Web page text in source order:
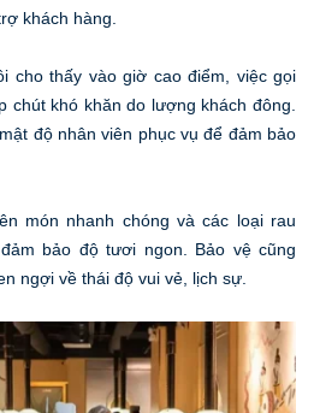
khách hàng.
cho thấy vào giờ cao điểm, việc gọi
chút khó khăn do lượng khách đông.
độ nhân viên phục vụ để đảm bảo
món nhanh chóng và các loại rau
bảo độ tươi ngon. Bảo vệ cũng
ngợi về thái độ vui vẻ, lịch sự.